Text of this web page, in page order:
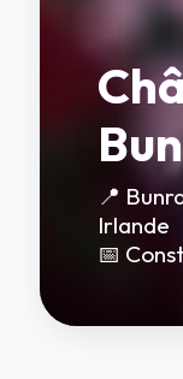
📍
Irlande
📅